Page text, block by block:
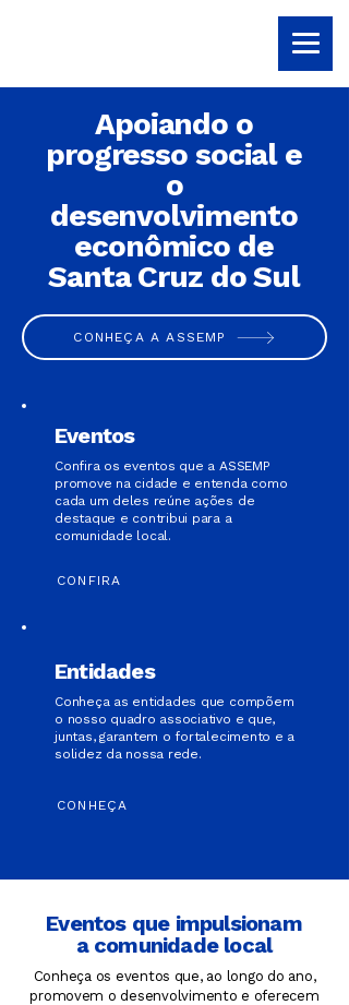
Apoiando o
progresso social e
o
desenvolvimento
econômico de
Santa Cruz do Sul
CONHEÇA A ASSEMP
Eventos
Confira os eventos que a ASSEMP
promove na cidade e entenda como
cada um deles reúne ações de
destaque e contribui para a
comunidade local.
CONFIRA
Entidades
Conheça as entidades que compõem
o nosso quadro associativo e que,
juntas, garantem o fortalecimento e a
solidez da nossa rede.
CONHEÇA
Eventos que impulsionam
a comunidade local
Conheça os eventos que, ao longo do ano,
promovem o desenvolvimento e oferecem